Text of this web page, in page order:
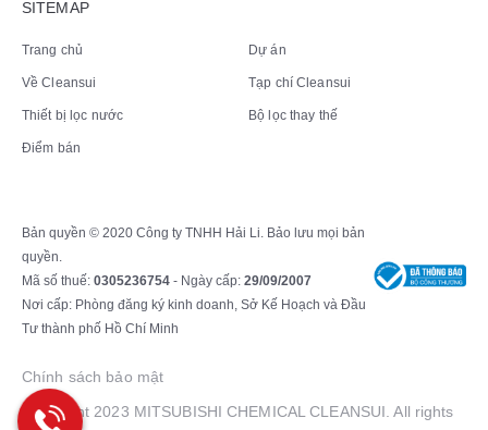
SITEMAP
Trang chủ Dự án
Về Cleansui Tạp chí Cleansui
Thiết bị lọc nước Bộ lọc thay thế
Điểm bán
Bản quyền © 2020 Công ty TNHH Hải Li. Bảo lưu mọi bản
quyền.
Mã số thuế: 0305236754 - Ngày cấp: 29/09/2007
Nơi cấp: Phòng đăng ký kinh doanh, Sở Kế Hoạch và Đầu
Tư thành phố Hồ Chí Minh
Copyright 2023 MITSUBISHI CHEMICAL CLEANSUI. All rights
Chính sách bảo mật